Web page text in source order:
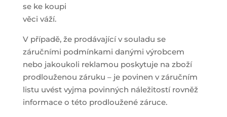
se ke koupi
věci váží.
V případě, že prodávající v souladu se
záručními podmínkami danými výrobcem
nebo jakoukoli reklamou poskytuje na zboží
prodlouženou záruku – je povinen v záručním
listu uvést vyjma povinných náležitostí rovněž
informace o této prodloužené záruce.